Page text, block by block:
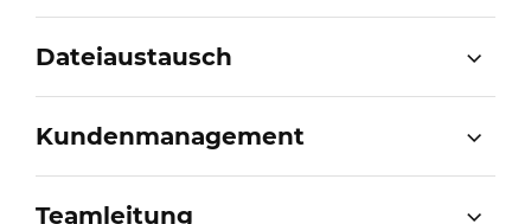
Dateiaustausch
Kundenmanagement
Teamleitung